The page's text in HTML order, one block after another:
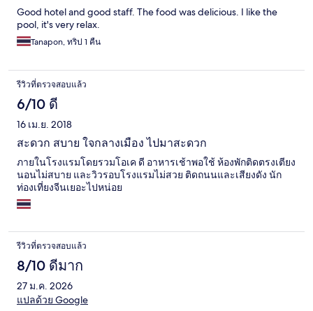
Good hotel and good staff. The food was delicious. I like the
pool, it's very relax.
Tanapon, ทริป 1 คืน
รีวิวที่ตรวจสอบแล้ว
6/10 ดี
16 เม.ย. 2018
สะดวก สบาย ใจกลางเมือง ไปมาสะดวก
ภายในโรงแรมโดยรวมโอเค ดี อาหารเช้าพอใช้ ห้องพักติดตรงเตียง
นอนไม่สบาย และวิวรอบโรงแรมไม่สวย ติดถนนและเสียงดัง นัก
ท่องเที่ยงจีนเยอะไปหน่อย
รีวิวที่ตรวจสอบแล้ว
8/10 ดีมาก
27 ม.ค. 2026
แปลด้วย Google